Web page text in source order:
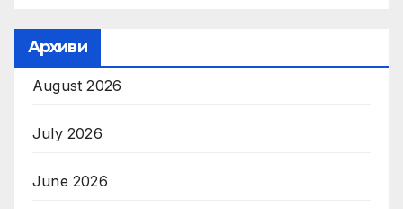
Архиви
August 2026
July 2026
June 2026